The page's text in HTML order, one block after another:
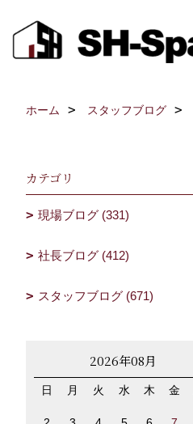
ホーム スタッフブログ
カテゴリ
現場ブログ (331)
社長ブログ (412)
スタッフブログ (671)
2026年08月
日 月 火 水 木 金